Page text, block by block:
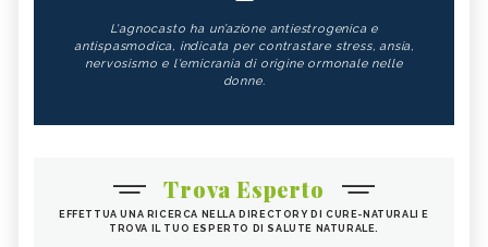
L'agnocasto ha un’azione antiestrogenica e
antispasmodica, indicata per contrastare stress, ansia,
nervosismo e l'emicrania di origine ormonale nelle
donne.
Trova Esperto
EFFETTUA UNA RICERCA NELLA DIRECTORY DI CURE-NATURALI E
TROVA IL TUO ESPERTO DI SALUTE NATURALE.